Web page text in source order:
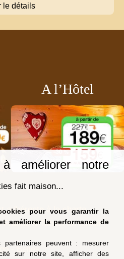
améliorer notre
fait maison...
pour vous garantir la
améliorer la performance de
peuvent : mesurer
sur notre site, afficher des
le détails
A l’Hôtel
adhérente à la charte